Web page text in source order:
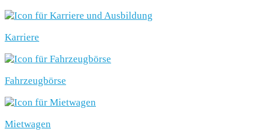
Karriere
Fahrzeugbörse
Mietwagen